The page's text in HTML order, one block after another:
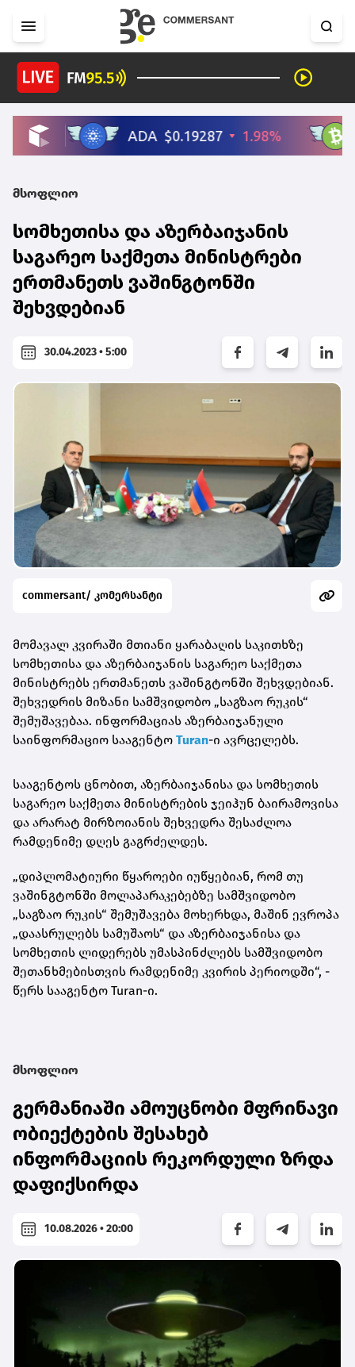
მსოფლიო
სომხეთისა და აზერბაიჯანის
საგარეო საქმეთა მინისტრები
ერთმანეთს ვაშინგტონში
შეხვდებიან
30.04.2023 • 5:00
commersant/ კომერსანტი
მომავალ კვირაში მთიანი ყარაბაღის საკითხზე
სომხეთისა და აზერბაიჯანის საგარეო საქმეთა
მინისტრებს ერთმანეთს ვაშინგტონში შეხვდებიან.
შეხვედრის მიზანი სამშვიდობო „საგზაო რუკის“
შემუშავებაა. ინფორმაციას აზერბაიჯანული
საინფორმაციო სააგენტო Turan-ი ავრცელებს.
სააგენტოს ცნობით, აზერბაიჯანისა და სომხეთის
საგარეო საქმეთა მინისტრების ჯეიჰუნ ბაირამოვისა
და არარატ მირზოიანის შეხვედრა შესაძლოა
რამდენიმე დღეს გაგრძელდეს.
„დიპლომატიური წყაროები იუწყებიან, რომ თუ
ვაშინგტონში მოლაპარაკებებზე სამშვიდობო
„საგზაო რუკის“ შემუშავება მოხერხდა, მაშინ ევროპა
„დაასრულებს სამუშაოს“ და აზერბაიჯანისა და
სომხეთის ლიდერებს უმასპინძლებს სამშვიდობო
შეთანხმებისთვის რამდენიმე კვირის პერიოდში“, -
წერს სააგენტო Turan-ი.
მსოფლიო
გერმანიაში ამოუცნობი მფრინავი
ობიექტების შესახებ
ინფორმაციის რეკორდული ზრდა
დაფიქსირდა
10.08.2026 • 20:00